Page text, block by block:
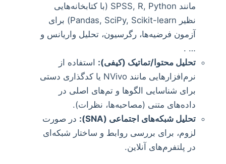
مانند SPSS, R, Python (با کتابخانه‌هایی
نظیر Pandas, SciPy, Scikit-learn) برای
آزمون فرضیه‌ها، رگرسیون، تحلیل واریانس و
… .
تحلیل محتوا/تماتیک (کیفی): استفاده از
نرم‌افزارهایی مانند NVivo یا کدگذاری دستی
برای شناسایی الگوها و تم‌های اصلی در
داده‌های متنی (مصاحبه‌ها، نظرات).
تحلیل شبکه‌های اجتماعی (SNA):
در صورت
لزوم، برای بررسی روابط و ساختار شبکه‌ای
در پلتفرم‌های آنلاین.